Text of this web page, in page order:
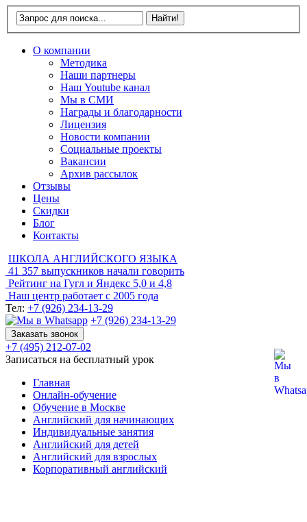
О компании
Методика
Наши партнеры
Наш Youtube канал
Мы в СМИ
Награды и благодарности
Лицензия
Новости компании
Социальные проекты
Вакансии
Архив рассылок
Отзывы
Цены
Скидки
Блог
Контакты
ШКОЛА АНГЛИЙСКОГО ЯЗЫКА
41 357 выпускников начали говорить
Рейтинг на Гугл и Яндекс 5,0 и 4,8
Наш центр работает с 2005 года
Тел: +7 (926) 234-13-29
+7 (926) 234-13-29
Заказать звонок
+7 (495) 212-07-02
Записаться на бесплатный урок
Главная
Онлайн-обучение
Обучение в Москве
Английский для начинающих
Индивидуальные занятия
Английский для детей
Английский для взрослых
Корпоративный английский